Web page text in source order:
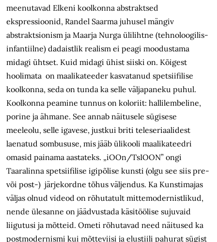
meenutavad Elkeni koolkonna abstraktsed
ekspressioonid, Randel Saarma juhusel mängiv
abstraktsionism ja Maarja Nurga ülilihtne (tehnoloogilis-
infantiilne) dadaistlik realism ei peagi moodustama
midagi ühtset. Kuid midagi ühist siiski on. Kõigest
hoolimata on maalikateeder kasvatanud spetsiifilise
koolkonna, seda on tunda ka selle väljapaneku puhul.
Koolkonna peamine tunnus on koloriit: hallilembeline,
porine ja ähmane. See annab näitusele sügisese
meeleolu, selle igavese, justkui briti teleseriaalidest
laenatud sombususe, mis jääb ülikooli maalikateedri
omasid painama aastateks. „iOOn/TsIOON” ongi
Taaralinna spetsiifilise igipõlise kunsti (olgu see siis pre-
või post-) järjekordne tõhus väljendus. Ka Kunstimajas
väljas olnud videod on rõhutatult mittemodernistlikud,
nende ülesanne on jäädvustada käsitöölise sujuvaid
liigutusi ja mõtteid. Ometi rõhutavad need näitused ka
postmodernismi kui mõtteviisi ja elustiili pahurat sügist